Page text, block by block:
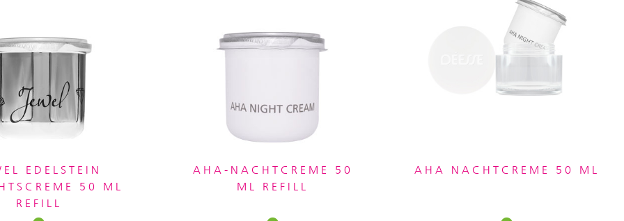
EDELSTEIN
50 ML
REFILL
AHA-NACHTCREME 50
ML REFILL
AHA NACHTCREME 50 ML